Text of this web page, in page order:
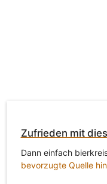
Zufrieden mit
Dann einfach
bevorzugte Quelle